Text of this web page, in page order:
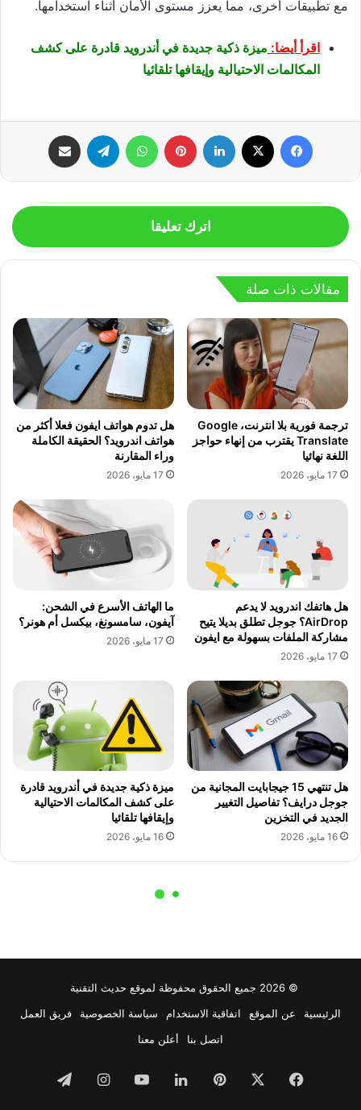
© 2026 جميع الحقوق محفوظة لموقع حديث التقنية
الرئيسية
عن الموقع اتفاقية الاستخدام سياسة الخصوصية
فريق العمل
اتصل بنا
أعلن معنا
فيسبوك بينتيريستلينكدإن ‫YouTubeانستقرام